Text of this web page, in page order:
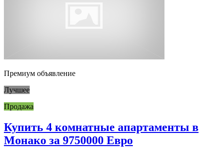
Премиум объявление
Лучшее
Продажа
Купить 4 комнатные апартаменты в
Монако за 9750000 Евро